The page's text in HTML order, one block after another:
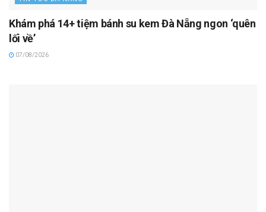
Khám phá 14+ tiệm bánh su kem Đà Nẵng ngon ‘quên
lối về’
07/08/2026